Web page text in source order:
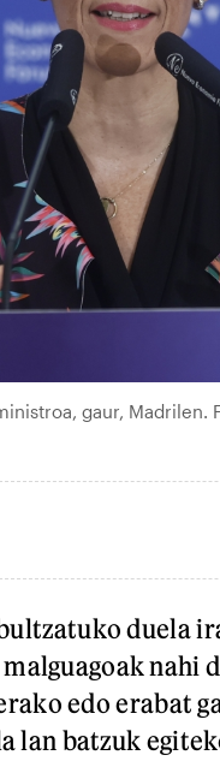
gaur, Madrilen.
duela
nahi
edo erabat
lan batzuk